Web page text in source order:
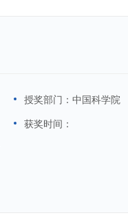
授奖部门：中国科学院
获奖时间：